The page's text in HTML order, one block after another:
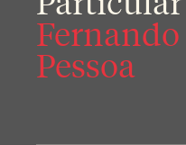
Fernando
Pessoa